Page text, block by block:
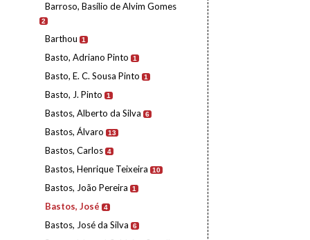
Barroso, Basílio de Alvim Gomes
2
Barthou 1
Basto, Adriano Pinto 1
Basto, E. C. Sousa Pinto 1
Basto, J. Pinto 1
Bastos, Alberto da Silva 6
Bastos, Álvaro 13
Bastos, Carlos 4
Bastos, Henrique Teixeira 10
Bastos, João Pereira 1
Bastos, José 4
Bastos, José da Silva 6